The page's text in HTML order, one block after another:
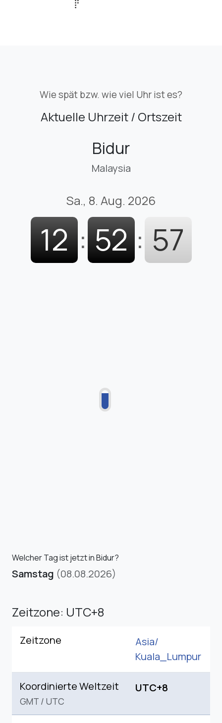
Wie spät bzw. wie viel Uhr ist es?
Aktuelle Uhrzeit / Ortszeit
Bidur
Malaysia
Sa., 8. Aug. 2026
12 : 52 : 58
Welcher Tag ist jetzt in Bidur?
Samstag (08.08.2026)
Zeitzone: UTC+8
Zeitzone
Asia/
Kuala_Lumpur
Koordinierte Weltzeit
GMT / UTC
UTC+8